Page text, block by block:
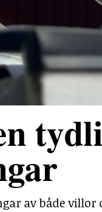
av både villor